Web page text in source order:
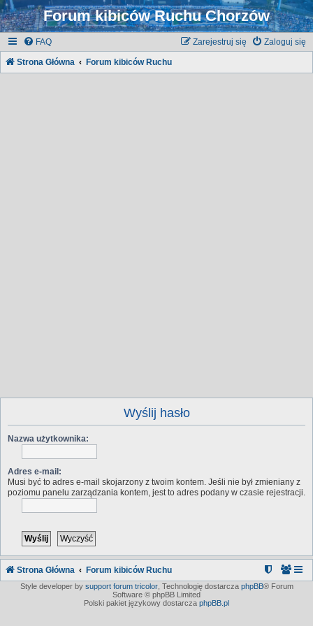
Forum kibiców Ruchu Chorzów
FAQ Zaloguj się
Zarejestruj się
Strona Główna Forum kibiców Ruchu
Wyślij hasło
Nazwa użytkownika:
Adres e-mail:
Musi być to adres e-mail skojarzony z twoim kontem. Jeśli nie był zmieniany z
poziomu panelu zarządzania kontem, jest to adres podany w czasie rejestracji.
Strona Główna Forum kibiców Ruchu
Style developer by support forum tricolor, Technologię dostarcza phpBB® Forum
Software © phpBB Limited
Polski pakiet językowy dostarcza phpBB.pl